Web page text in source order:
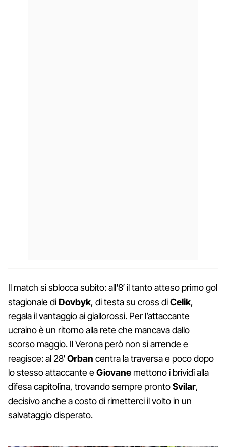
Il match si sblocca subito: all'8′ il tanto atteso primo gol
stagionale diDovbyk, di testa su cross diCelik,
regala il vantaggio ai giallorossi. Per l’attaccante
ucraino è un ritorno alla rete che mancava dallo
scorso maggio. Il Verona però non si arrende e
reagisce: al 28′Orban centra la traversa e poco dopo
lo stesso attaccante eGiovane mettono i brividi alla
difesa capitolina, trovando sempre prontoSvilar,
decisivo anche a costo di rimetterci il volto in un
salvataggio disperato.